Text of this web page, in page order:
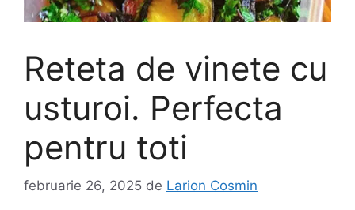
Reteta de vinete cu
usturoi. Perfecta
pentru toti
februarie 26, 2025 de Larion Cosmin